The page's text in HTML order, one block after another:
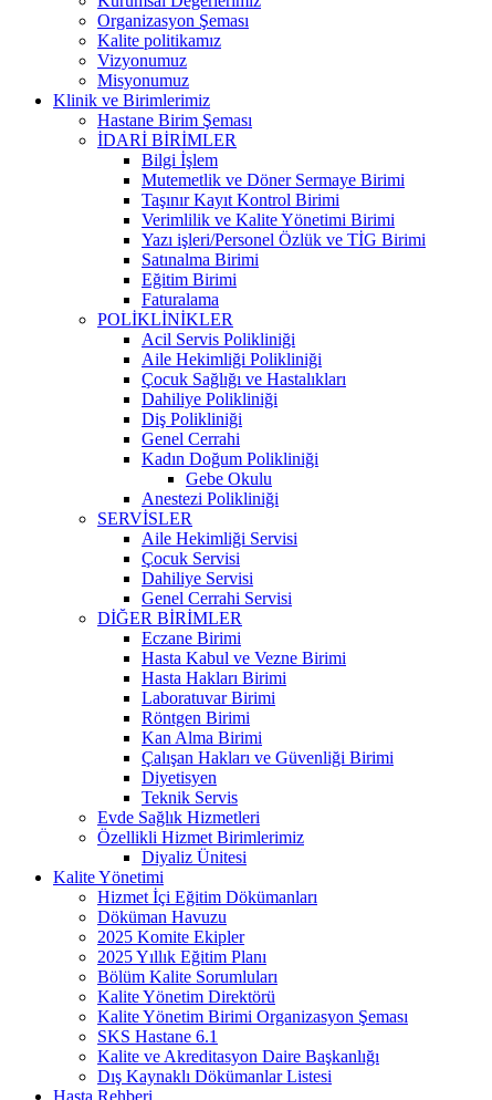
Organizasyon Şeması
Kalite politikamız
Vizyonumuz
Misyonumuz
Klinik ve Birimlerimiz
Hastane Birim Şeması
İDARİ BİRİMLER
Bilgi İşlem
Mutemetlik ve Döner Sermaye Birimi
Taşınır Kayıt Kontrol Birimi
Verimlilik ve Kalite Yönetimi Birimi
Yazı işleri/Personel Özlük ve TİG Birimi
Satınalma Birimi
Eğitim Birimi
Faturalama
POLİKLİNİKLER
Acil Servis Polikliniği
Aile Hekimliği Polikliniği
Çocuk Sağlığı ve Hastalıkları
Dahiliye Polikliniği
Diş Polikliniği
Genel Cerrahi
Kadın Doğum Polikliniği
Gebe Okulu
Anestezi Polikliniği
SERVİSLER
Aile Hekimliği Servisi
Çocuk Servisi
Dahiliye Servisi
Genel Cerrahi Servisi
DİĞER BİRİMLER
Eczane Birimi
Hasta Kabul ve Vezne Birimi
Hasta Hakları Birimi
Laboratuvar Birimi
Röntgen Birimi
Kan Alma Birimi
Çalışan Hakları ve Güvenliği Birimi
Diyetisyen
Teknik Servis
Evde Sağlık Hizmetleri
Özellikli Hizmet Birimlerimiz
Diyaliz Ünitesi
Kalite Yönetimi
Hizmet İçi Eğitim Dökümanları
Döküman Havuzu
2025 Komite Ekipler
2025 Yıllık Eğitim Planı
Bölüm Kalite Sorumluları
Kalite Yönetim Direktörü
Kalite Yönetim Birimi Organizasyon Şeması
SKS Hastane 6.1
Kalite ve Akreditasyon Daire Başkanlığı
Dış Kaynaklı Dökümanlar Listesi
Hasta Rehberi